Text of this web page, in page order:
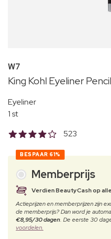
W7
King Kohl Eyeliner
Eyeliner
1 st
523
BESPAAR 61%
Memberprijs
Verdien BeautyCash op
Actieprijzen en memberprijzen zijn
de memberprijs? Dan word je
€8,95/30 dagen. De eerste 30
voordelen.